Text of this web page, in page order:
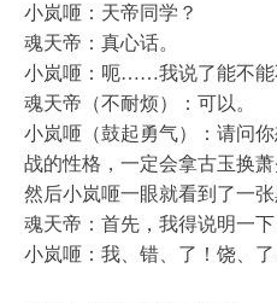
小岚咂：天帝同学？
魂天帝：真心话。
小岚咂：呃……我说了能不能
魂天帝（不耐烦）：可以。
小岚咂（鼓起勇气）：请问
战的性格，一定会拿古玉换
然后小岚咂一眼就看到了一
魂天帝：首先，我得说明一
小岚咂：我、错、了！饶、了